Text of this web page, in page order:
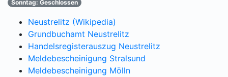
Sonntag: Geschlossen
Neustrelitz (Wikipedia)
Grundbuchamt Neustrelitz
Handelsregisterauszug Neustrelitz
Meldebescheinigung Stralsund
Meldebescheinigung Mölln